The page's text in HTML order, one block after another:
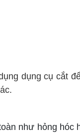
dụng cụ cắt
như hỏng hóc